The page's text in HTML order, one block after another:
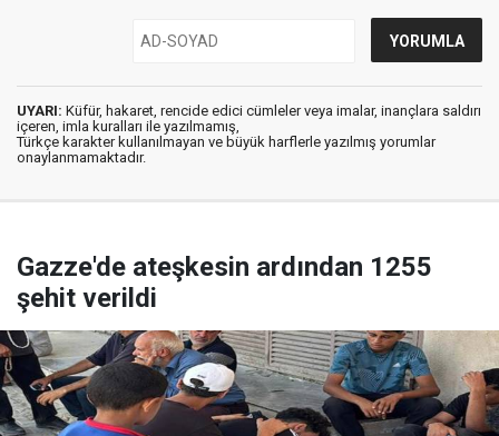
UYARI: Küfür, hakaret, rencide edici cümleler veya imalar, inançlara saldırı
içeren, imla kuralları ile yazılmamış,
Türkçe karakter kullanılmayan ve büyük harflerle yazılmış yorumlar
onaylanmamaktadır.
Gazze'de ateşkesin ardından 1255
şehit verildi